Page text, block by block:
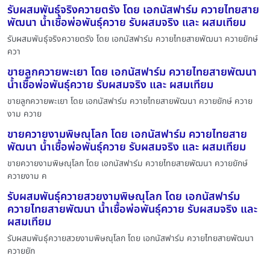
รับผสมพันธุ์จริงควายตรัง โดย เอกนัสฟาร์ม ควายไทยสาย
พัฒนา น้ำเชื้อพ่อพันธุ์ควาย รับผสมจริง และ ผสมเทียม
รับผสมพันธุ์จริงควายตรัง โดย เอกนัสฟาร์ม ควายไทยสายพัฒนา ควายยักษ์
ควา
ขายลูกควายพะเยา โดย เอกนัสฟาร์ม ควายไทยสายพัฒนา
น้ำเชื้อพ่อพันธุ์ควาย รับผสมจริง และ ผสมเทียม
ขายลูกควายพะเยา โดย เอกนัสฟาร์ม ควายไทยสายพัฒนา ควายยักษ์ ควาย
งาม ควาย
ขายควายงามพิษณุโลก โดย เอกนัสฟาร์ม ควายไทยสาย
พัฒนา น้ำเชื้อพ่อพันธุ์ควาย รับผสมจริง และ ผสมเทียม
ขายควายงามพิษณุโลก โดย เอกนัสฟาร์ม ควายไทยสายพัฒนา ควายยักษ์
ควายงาม ค
รับผสมพันธุ์ควายสวยงามพิษณุโลก โดย เอกนัสฟาร์ม
ควายไทยสายพัฒนา น้ำเชื้อพ่อพันธุ์ควาย รับผสมจริง และ
ผสมเทียม
รับผสมพันธุ์ควายสวยงามพิษณุโลก โดย เอกนัสฟาร์ม ควายไทยสายพัฒนา
ควายยัก